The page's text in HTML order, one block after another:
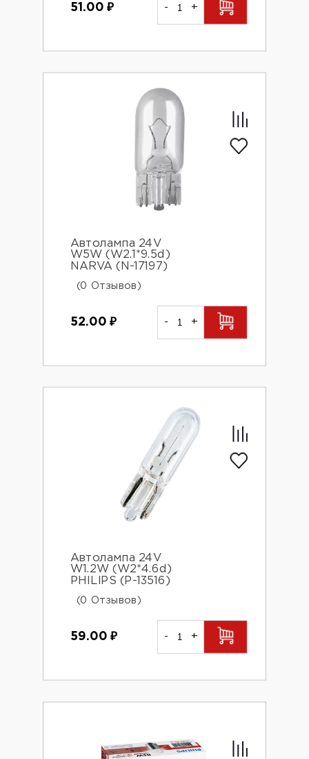
51.00₽ - +
Автолампа 24V
W5W (W2.1*9.5d)
NARVA (N-17197)
(0 Отзывов)
52.00₽ - +
Автолампа 24V
W1.2W (W2*4.6d)
PHILIPS (P-13516)
(0 Отзывов)
59.00 ₽ - +